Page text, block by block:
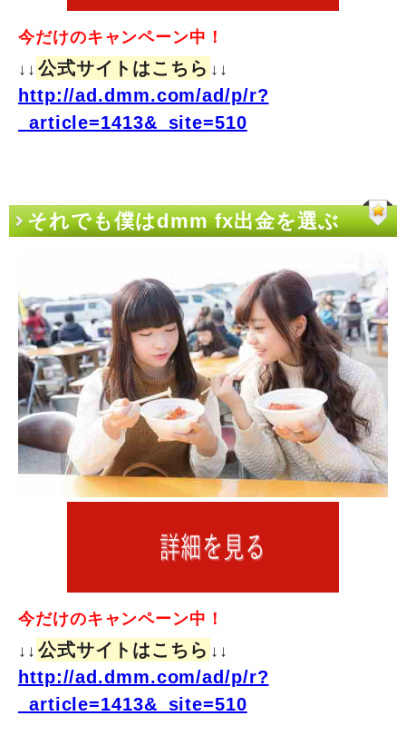
今だけのキャンペーン中！
↓↓ 公式サイトはこちら ↓↓
http://ad.dmm.com/ad/p/r?
_article=1413&_site=510
それでも僕はdmm fx出金を選ぶ
今だけのキャンペーン中！
↓↓ 公式サイトはこちら ↓↓
http://ad.dmm.com/ad/p/r?
_article=1413&_site=510